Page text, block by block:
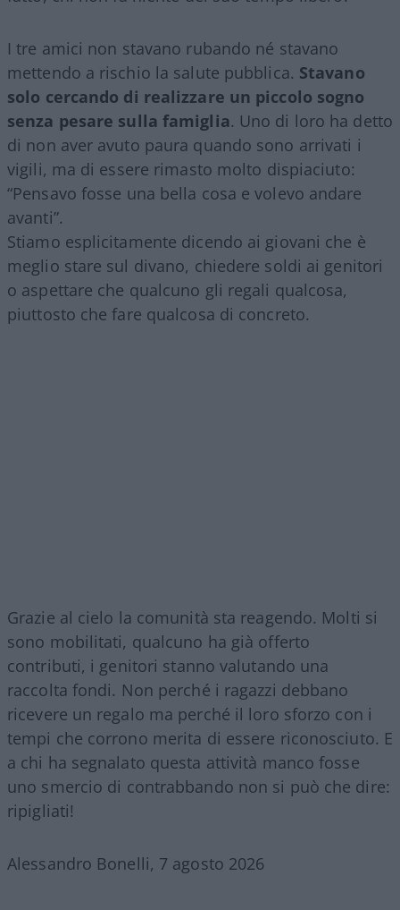
I tre amici non stavano rubando né stavano
mettendo a rischio la salute pubblica. Stavano
solo cercando di realizzare un piccolo sogno
senza pesare sulla famiglia. Uno di loro ha detto
di non aver avuto paura quando sono arrivati i
vigili, ma di essere rimasto molto dispiaciuto:
“Pensavo fosse una bella cosa e volevo andare
avanti”.
Stiamo esplicitamente dicendo ai giovani che è
meglio stare sul divano, chiedere soldi ai genitori
o aspettare che qualcuno gli regali qualcosa,
piuttosto che fare qualcosa di concreto.
Grazie al cielo la comunità sta reagendo. Molti si
sono mobilitati, qualcuno ha già offerto
contributi, i genitori stanno valutando una
raccolta fondi. Non perché i ragazzi debbano
ricevere un regalo ma perché il loro sforzo con i
tempi che corrono merita di essere riconosciuto. E
a chi ha segnalato questa attività manco fosse
uno smercio di contrabbando non si può che dire:
ripigliati!
Alessandro Bonelli, 7 agosto 2026